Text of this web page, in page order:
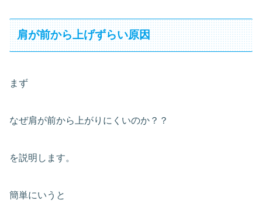
肩が前から上げずらい原因
まず
なぜ肩が前から上がりにくいのか？？
を説明します。
簡単にいうと